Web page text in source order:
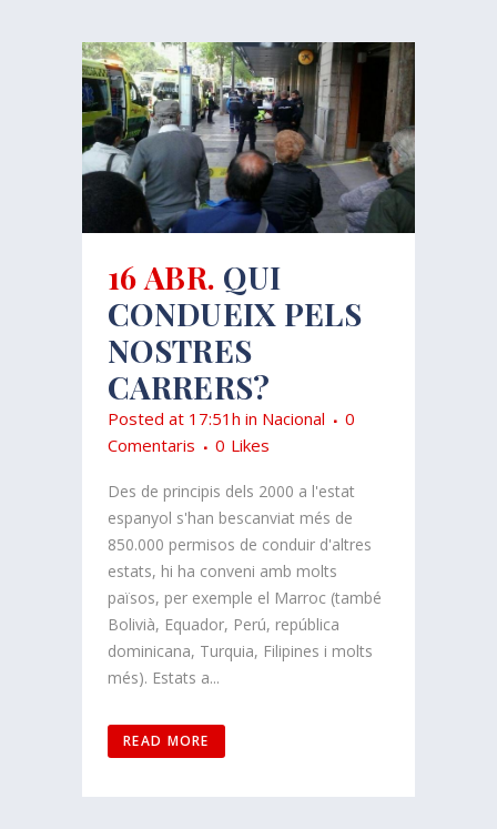
16 ABR. QUI
CONDUEIX PELS
NOSTRES
CARRERS?
Posted at 17:51h in Nacional
0
Comentaris
0 Likes
Des de principis dels 2000 a l'estat
espanyol s'han bescanviat més de
850.000 permisos de conduir d'altres
estats, hi ha conveni amb molts
països, per exemple el Marroc (també
Bolivià, Equador, Perú, república
dominicana, Turquia, Filipines i molts
més). Estats a...
READ MORE